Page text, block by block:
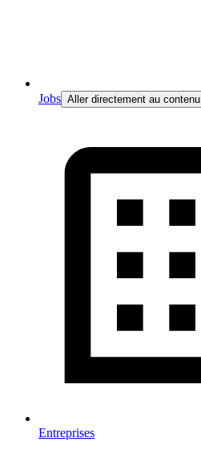
Jobs Aller directement au contenu
Entreprises